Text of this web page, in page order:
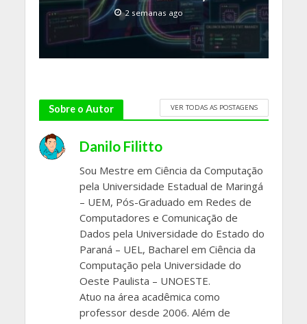
2 semanas ago
Sobre o Autor VER TODAS AS POSTAGENS
Danilo Filitto
Sou Mestre em Ciência da Computação
pela Universidade Estadual de Maringá
– UEM, Pós-Graduado em Redes de
Computadores e Comunicação de
Dados pela Universidade do Estado do
Paraná – UEL, Bacharel em Ciência da
Computação pela Universidade do
Oeste Paulista – UNOESTE.
Atuo na área acadêmica como
professor desde 2006. Além de